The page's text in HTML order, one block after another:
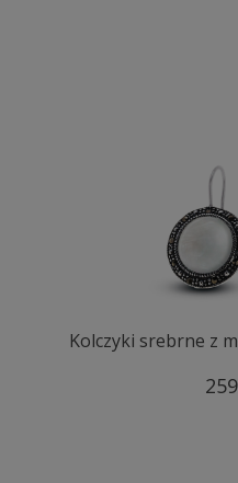
Kolczyki srebrne z